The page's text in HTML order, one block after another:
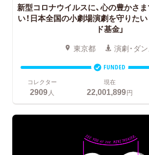
新型コロナウイルスに、心の豊かさ
い！日本全国の小劇場演劇を守りたい
ド基金」
東京都 演劇・ダ
FUNDED
コレクター
2909 人
現在
22,001,899円